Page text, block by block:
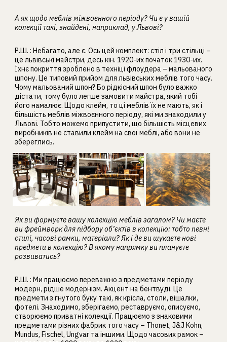
А як щодо меблів міжвоєнного періоду? Чи є у вашій
колекції такі, знайдені, наприклад, у Львові?
Р.Ш. : Небагато, але є. Ось цей комплект: стіл і три стільці –
це львівські майстри, десь кін. 1920-их початок 1930-их.
Їхнє покриття зроблено в техніці флоудера – мальованого
шпону. Це типовий прийом для львівських меблів того часу.
Чому мальований шпон? Бо рідкісний шпон було важко
дістати, тому було легше замовити майстра, який тобі
його намалює. Щодо клейм, то ці меблів їх не мають, як і
більшість меблів міжвоєнного періоду, які ми знаходили у
Львові. Тобто можемо припустити, що більшість місцевих
виробників не ставили клейм на свої меблі, або вони не
збереглись.
Як ви формуєте вашу колекцію меблів загалом? Чи маєте
ви фреймворк для підбору об’єктів в колекцію: тобто певні
стилі, часові рамки, матеріали? Як і де ви шукаєте нові
предмети в колекцію? В якому напрямку ви плануєте
розвиватись?
Р.Ш. : Ми працюємо переважно з предметами періоду
модерн, рідше модернізм. Акцент на бентвуді. Це
предмети з гнутого буку такі, як крісла, столи, вішалки,
фотелі. Знаходимо, зберігаємо, реставруємо, описуємо,
створюємо приватні колекції. Працюємо з знаковими
предметами різних фабрик того часу – Thonet, J&J Kohn,
Mundus, Fischel, Ungvar та іншими. Щодо часових рамок –